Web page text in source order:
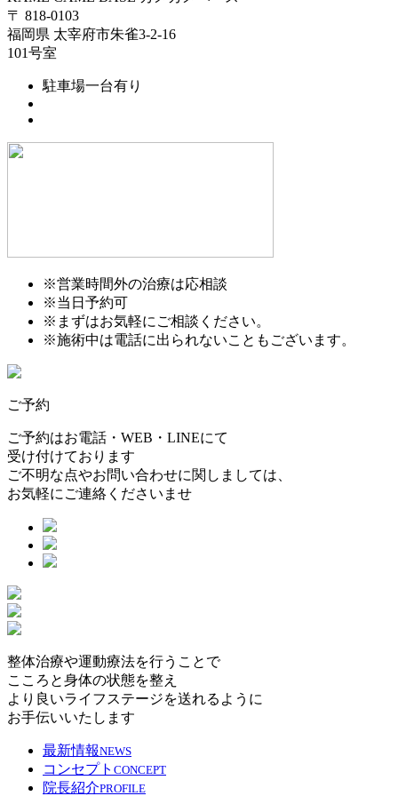
〒 818-0103
福岡県 太宰府市朱雀3-2-16
101号室
駐車場一台有り
※営業時間外の治療は応相談
※当日予約可
※まずはお気軽にご相談ください。
※施術中は電話に出られないこともございます。
ご予約
ご予約はお電話・WEB・LINEにて
受け付けております
ご不明な点やお問い合わせに関しましては、
お気軽にご連絡くださいませ
整体治療や運動療法を行うことで
こころと身体の状態を整え
より良いライフステージを送れるように
お手伝いいたします
最新情報NEWS
コンセプト CONCEPT
院長紹介PROFILE